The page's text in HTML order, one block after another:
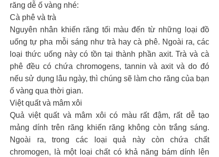
răng dễ ố vàng nhé:
Cà phê và trà
Nguyên nhân khiến răng tối màu đến từ những loại đồ
uống tự pha mỗi sáng như trà hay cà phê. Ngoài ra, các
loại thức uống này có tồn tại thành phần axit. Trà và cà
phê đều có chứa chromogens, tannin và axit và do đó
nếu sử dụng lâu ngày, thì chúng sẽ làm cho răng của bạn
ố vàng qua thời gian.
Việt quất và mâm xôi
Quả việt quất và mâm xôi có màu rất đậm, rất dễ tạo
mảng dính trên răng khiến răng không còn trắng sáng.
Ngoài ra, trong các loại quả này còn chứa chất
chromogen, là một loại chất có khả năng bám dính lên